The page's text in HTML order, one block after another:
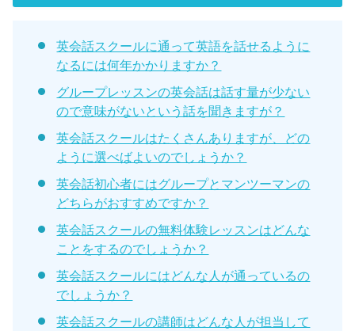
英会話スクールに通って英語を話せるように
なるには何年かかりますか？
グループレッスンの英会話は話す量が少ない
ので意味がないという話を聞きますが？
英会話スクールはたくさんありますが、どの
ように選べばよいのでしょうか？
英会話初心者にはグループとマンツーマンの
どちらがおすすめですか？
英会話スクールの無料体験レッスンはどんな
ことをするのでしょうか？
英会話スクールにはどんな人が通っているの
でしょうか？
英会話スクールの講師はどんな人が担当して